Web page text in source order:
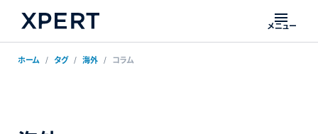
メニュー
ホーム タグ 海外 コラム